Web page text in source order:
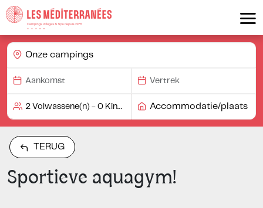
Onze campings
Accommodatie/plaats
TERUG
Sportieve aquagym!